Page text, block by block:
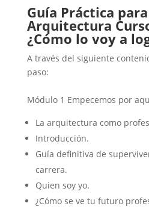
Guía Práctica
Arquitectura
¿Cómo lo voy a
A través del siguiente
paso:
Módulo 1 Empecemos por
La arquitectura como
Introducción.
Guía definitiva de
carrera.
Quien soy yo.
¿Cómo se ve tu futuro